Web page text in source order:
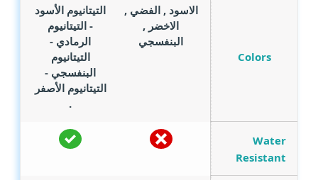
Colors
الاسود , الفضي ,
الاخضر ,
البنفسجي
التيتانيوم الأسود
- التيتانيوم
الرمادي -
التيتانيوم
البنفسجي -
التيتانيوم الأصفر
.
Water
Resistant